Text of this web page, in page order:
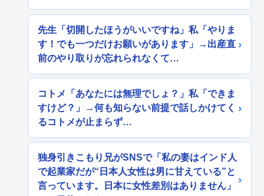
先生「切開したほうがいいですね」私「やりま
す！でも一つだけお願いがあります」→出産直
前のやり取りが忘れられなくて…
コトメ「あなたには無理でしょ？」私「できま
すけど？」→何も知らない前提で話しかけてく
るコトメが止まらず…
独身引きこもり兄がSNSで「私の妻はインド人
で起業家だが“日本人女性は男に甘えている”と
言っています。日本に女性差別はありません」